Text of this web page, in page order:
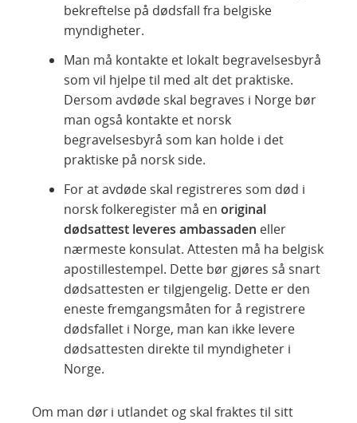
bekreftelse på dødsfall fra belgiske
myndigheter.
Man må kontakte et lokalt begravelsesbyrå
som vil hjelpe til med alt det praktiske.
Dersom avdøde skal begraves i Norge bør
man også kontakte et norsk
begravelsesbyrå som kan holde i det
praktiske på norsk side.
For at avdøde skal registreres som død i
norsk folkeregister må en original
dødsattest leveres ambassaden eller
nærmeste konsulat. Attesten må ha belgisk
apostillestempel. Dette bør gjøres så snart
dødsattesten er tilgjengelig. Dette er den
eneste fremgangsmåten for å registrere
dødsfallet i Norge, man kan ikke levere
dødsattesten direkte til myndigheter i
Norge.
Om man dør i utlandet og skal fraktes til sitt